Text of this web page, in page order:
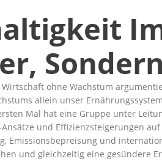
ohne Wachstum
allein unser
Mal hat eine Gruppe unter
Ansätze und Effizienzsteigerungen
Emissionsbepreisung und
und gleichzeitig eine gesündere